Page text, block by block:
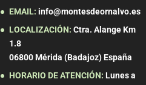
EMAIL: info@montesdeornalvo.es
LOCALIZACIÓN: Ctra. Alange Km
1.8
06800 Mérida (Badajoz) España
HORARIO DE ATENCIÓN: Lunes a